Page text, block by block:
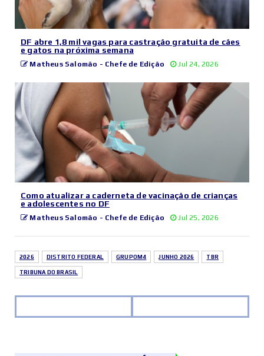
DF abre 1,8 mil vagas para castração gratuita de cães
e gatos na próxima semana
Matheus Salomão - Chefe de Edição Jul 24, 2026
Como atualizar a caderneta de vacinação de crianças
e adolescentes no DF
Matheus Salomão - Chefe de Edição Jul 25, 2026
2026 DISTRITO FEDERAL GRUPOM4 JUNHO 2026 TBR
TRIBUNA DO BRASIL